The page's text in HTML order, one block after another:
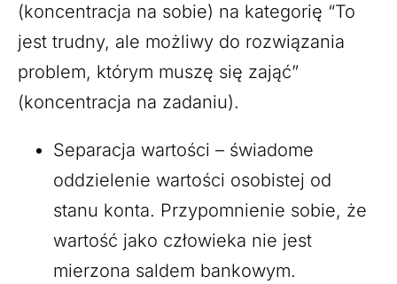
(koncentracja na sobie) na kategorię “To
jest trudny, ale możliwy do rozwiązania
problem, którym muszę się zająć”
(koncentracja na zadaniu).
Separacja wartości – świadome
oddzielenie wartości osobistej od
stanu konta. Przypomnienie sobie, że
wartość jako człowieka nie jest
mierzona saldem bankowym.